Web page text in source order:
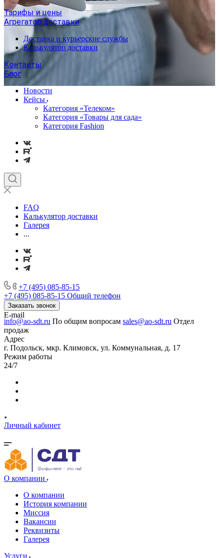
Тарифы и цены
Агрегатор доставки
Доставка и курьерские службы
Калькулятор доставки
Контакты
Блог
Новости
Кейсы
Категория «Телеком»
Категория «Товары для сада»
Категория Fashion
FAQ
Калькулятор доставки
Галерея
...
+7 (495) 085-85-15
+7 (495) 085-85-15 Общий телефон
Заказать звонок
E-mail
info@ao-sdt.ru По общим вопросам sales@ao-sdt.ru Отдел
продаж
Адрес
г. Подольск, мкр. Климовск, ул. Коммунальная, д. 17
Режим работы
24/7
Личный кабинет
О компании
О компании
История компании
Миссия
Вакансии
Реквизиты
Галерея
Услуги